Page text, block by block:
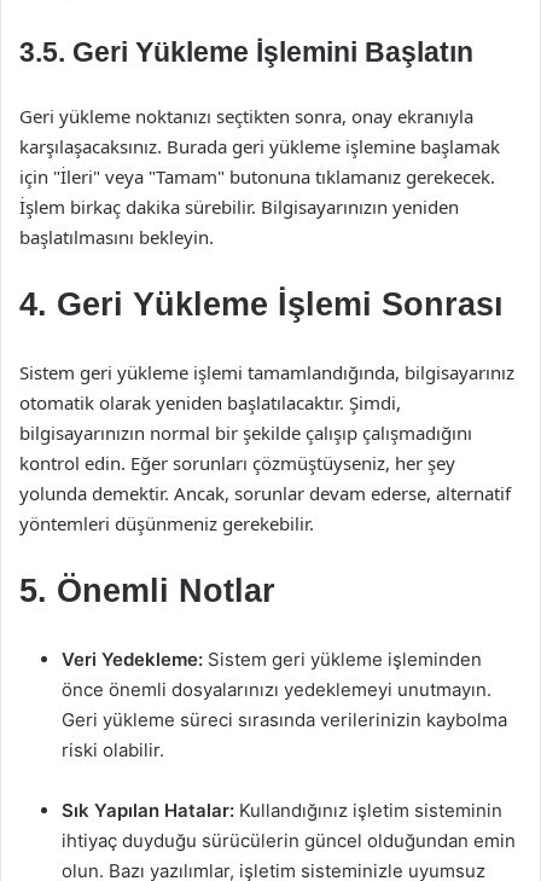
3.5. Geri Yükleme İşlemini Başlatın
Geri yükleme noktanızı seçtikten sonra, onay ekranıyla
karşılaşacaksınız. Burada geri yükleme işlemine başlamak
için "İleri" veya "Tamam" butonuna tıklamanız gerekecek.
İşlem birkaç dakika sürebilir. Bilgisayarınızın yeniden
başlatılmasını bekleyin.
4. Geri Yükleme İşlemi Sonrası
Sistem geri yükleme işlemi tamamlandığında, bilgisayarınız
otomatik olarak yeniden başlatılacaktır. Şimdi,
bilgisayarınızın normal bir şekilde çalışıp çalışmadığını
kontrol edin. Eğer sorunları çözmüştüyseniz, her şey
yolunda demektir. Ancak, sorunlar devam ederse, alternatif
yöntemleri düşünmeniz gerekebilir.
5. Önemli Notlar
Veri Yedekleme: Sistem geri yükleme işleminden
önce önemli dosyalarınızı yedeklemeyi unutmayın.
Geri yükleme süreci sırasında verilerinizin kaybolma
riski olabilir.
Sık Yapılan Hatalar: Kullandığınız işletim sisteminin
ihtiyaç duyduğu sürücülerin güncel olduğundan emin
olun. Bazı yazılımlar, işletim sisteminizle uyumsuz